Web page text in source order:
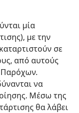
μία
με την
σε
από αυτούς
να
Μέσω της
θα λάβει